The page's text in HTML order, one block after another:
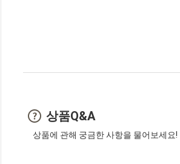
상품Q&A
상품에 관해 궁금한 사항을 물어보세요!